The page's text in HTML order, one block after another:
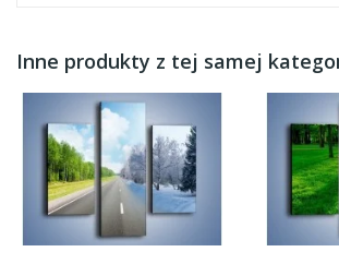
Inne produkty z tej samej